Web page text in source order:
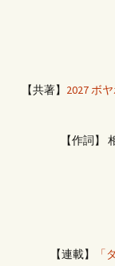
【共著】 2027 ボ
【作詞】
【連載】 「